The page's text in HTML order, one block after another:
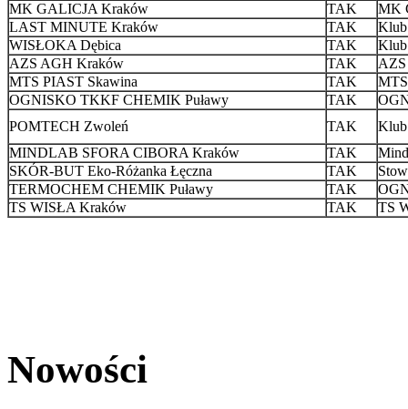
MK GALICJA Kraków
TAK
MK
LAST MINUTE Kraków
TAK
WISŁOKA Dębica
TAK
Klub
AZS AGH Kraków
TAK
MTS PIAST Skawina
TAK
OGNISKO TKKF CHEMIK Puławy
TAK
POMTECH Zwoleń
TAK
Klub
MINDLAB SFORA CIBORA Kraków
TAK
SKÓR-BUT Eko-Różanka Łęczna
TAK
TERMOCHEM CHEMIK Puławy
TAK
TS WISŁA Kraków
TAK TS
Nowości